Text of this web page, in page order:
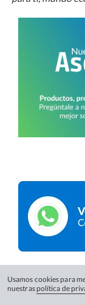
Usamos cookies para
nuestras política de